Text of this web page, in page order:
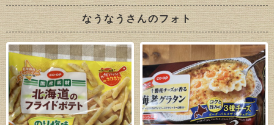
なうなうさんのフォト